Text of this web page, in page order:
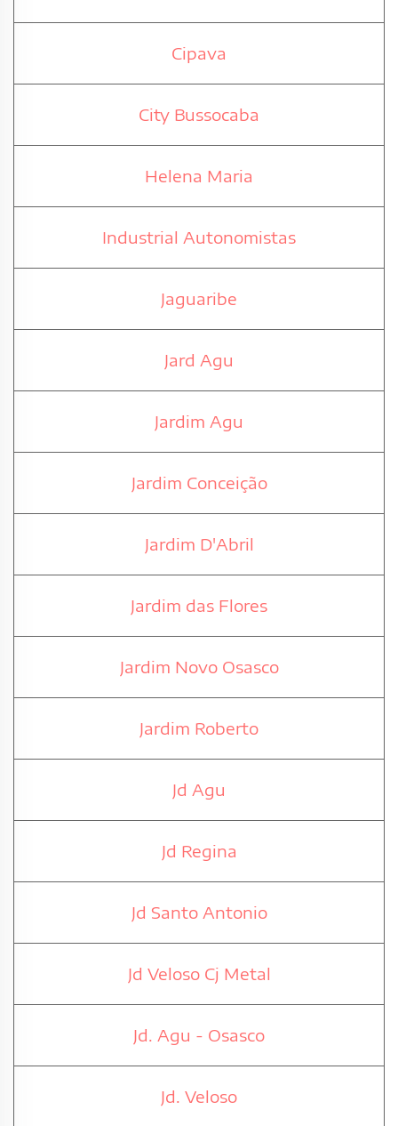
Cipava
City Bussocaba
Helena Maria
Industrial Autonomistas
Jaguaribe
Jard Agu
Jardim Agu
Jardim Conceição
Jardim D'Abril
Jardim das Flores
Jardim Novo Osasco
Jardim Roberto
Jd Agu
Jd Regina
Jd Santo Antonio
Jd Veloso Cj Metal
Jd. Agu - Osasco
Jd. Veloso